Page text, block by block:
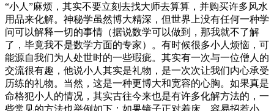
“小人”麻烦，其实不要立刻去找大师去算算，并购买许多风水
用品来化解。神秘学虽然博大精深，但世界上没有任何一种学
问可以解释一切的事情（据说数学可以做到，那我就不了解
了，毕竟我不是数学方面的专家）。有时候很多小人烦恼，可
能源自我们为人处世时的一些瑕疵。其实有一次与一位僧人的
交流很有趣，他说小人其实是礼物，是一次次让我们内心承受
历练的礼物。当然，这是一种更博大和宽容的心胸。如果真是
命格犯小人的情况，其实古往今来也是有许多化解方法的，一